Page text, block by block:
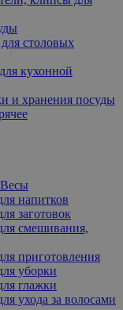
столовых
кухонной
и хранения посуды
напитков
заготовок
смешивания,
приготовления
уборки
глажки
ухода за волосами